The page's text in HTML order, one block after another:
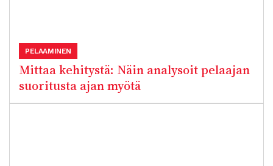
Mittaa kehitystä: Näin analysoit pelaajan
suoritusta ajan myötä
PELAAMINEN